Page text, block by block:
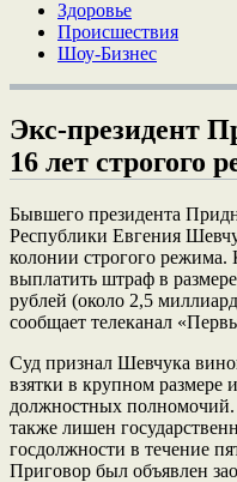
Здоровье
Происшествия
Шоу-Бизнес
Экс-президент
16 лет строгого
Бывшего президента
Республики Евгения
колонии строгого режима.
выплатить штраф в
рублей (около 2,5
сообщает телеканал
Суд признал Шевчука
взятки в крупном размере
должностных
также лишен
госдолжности в течение
Приговор был объявлен